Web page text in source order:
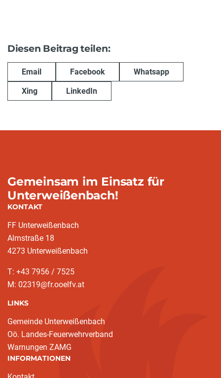
Diesen Beitrag teilen:
Email Facebook Whatsapp
Xing LinkedIn
Gemeinsam im Einsatz für
Unterweißenbach!
KONTAKT
FF Unterweißenbach
Almstraße 18
4273 Unterweißenbach
T: +43 7956 / 7525
M: 02319@fr.ooelfv.at
LINKS
Gemeinde Unterweißenbach
Oö. Landes-Feuerwehrverband
Warnungen ZAMG
INFORMATIONEN